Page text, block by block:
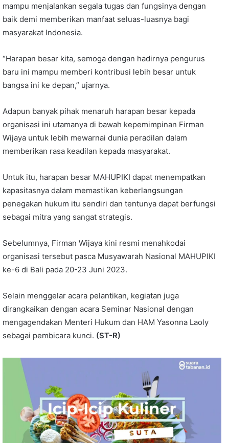
mampu menjalankan segala tugas dan fungsinya dengan
baik demi memberikan manfaat seluas-luasnya bagi
masyarakat Indonesia.
“Harapan besar kita, semoga dengan hadirnya pengurus
baru ini mampu memberi kontribusi lebih besar untuk
bangsa ini ke depan,” ujarnya.
Adapun banyak pihak menaruh harapan besar kepada
organisasi ini utamanya di bawah kepemimpinan Firman
Wijaya untuk lebih mewarnai dunia peradilan dalam
memberikan rasa keadilan kepada masyarakat.
Untuk itu, harapan besar MAHUPIKI dapat menempatkan
kapasitasnya dalam memastikan keberlangsungan
penegakan hukum itu sendiri dan tentunya dapat berfungsi
sebagai mitra yang sangat strategis.
Sebelumnya, Firman Wijaya kini resmi menahkodai
organisasi tersebut pasca Musyawarah Nasional MAHUPIKI
ke-6 di Bali pada 20-23 Juni 2023.
Selain menggelar acara pelantikan, kegiatan juga
dirangkaikan dengan acara Seminar Nasional dengan
mengagendakan Menteri Hukum dan HAM Yasonna Laoly
sebagai pembicara kunci. (ST-R)